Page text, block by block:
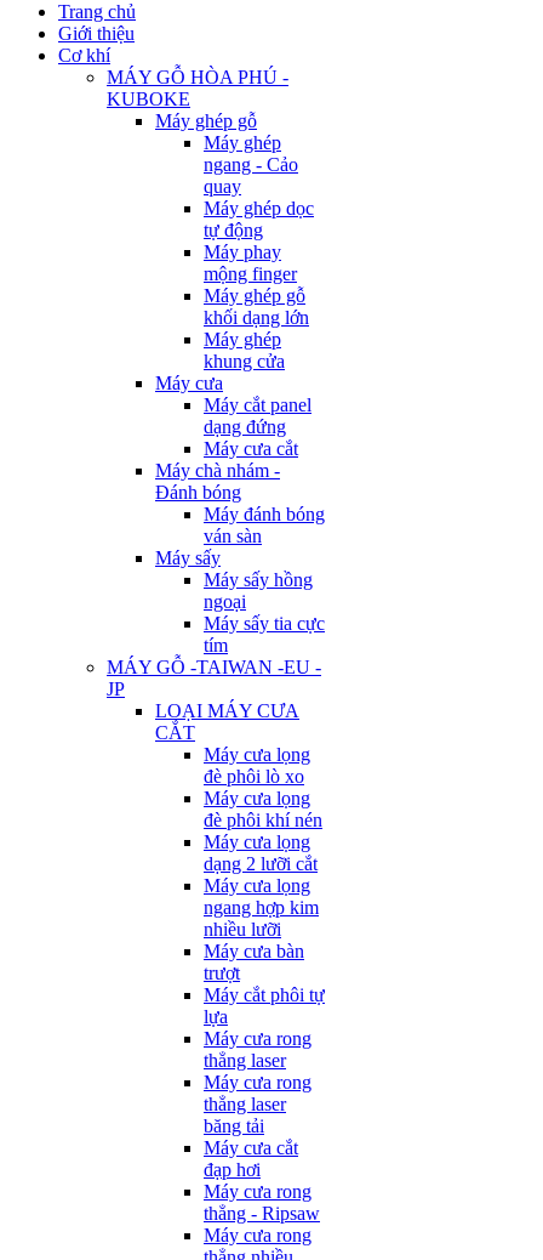
Trang chủ
Giới thiệu
Cơ khí
MÁY GỖ HÒA PHÚ -
KUBOKE
Máy ghép gỗ
Máy ghép
ngang - Cảo
quay
Máy ghép dọc
tự động
Máy phay
mộng finger
Máy ghép gỗ
khối dạng lớn
Máy ghép
khung cửa
Máy cưa
Máy cắt panel
dạng đứng
Máy cưa cắt
Máy chà nhám -
Đánh bóng
Máy đánh bóng
ván sàn
Máy sấy
Máy sấy hồng
ngoại
Máy sấy tia cực
tím
MÁY GỖ -TAIWAN -EU -
JP
LOẠI MÁY CƯA
CẮT
Máy cưa lọng
đè phôi lò xo
Máy cưa lọng
đè phôi khí nén
Máy cưa lọng
dạng 2 lưỡi cắt
Máy cưa lọng
ngang hợp kim
nhiều lưỡi
Máy cưa bàn
trượt
Máy cắt phôi tự
lựa
Máy cưa rong
thẳng laser
Máy cưa rong
thẳng laser
băng tải
Máy cưa cắt
đạp hơi
Máy cưa rong
thẳng - Ripsaw
Máy cưa rong